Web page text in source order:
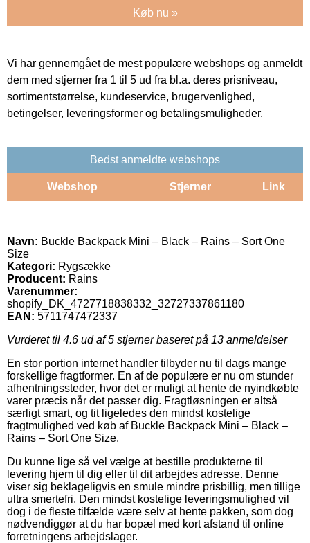
Køb nu »
Vi har gennemgået de mest populære webshops og anmeldt
dem med stjerner fra 1 til 5 ud fra bl.a. deres prisniveau,
sortimentstørrelse, kundeservice, brugervenlighed,
betingelser, leveringsformer og betalingsmuligheder.
Bedst anmeldte webshops
Webshop Stjerner Link
Navn: Buckle Backpack Mini – Black – Rains – Sort One
Size
Kategori: Rygsække
Producent: Rains
Varenummer:
shopify_DK_4727718838332_32727337861180
EAN: 5711747472337
Vurderet til 4.6 ud af 5 stjerner baseret på 13 anmeldelser
En stor portion internet handler tilbyder nu til dags mange
forskellige fragtformer. En af de populære er nu om stunder
afhentningssteder, hvor det er muligt at hente de nyindkøbte
varer præcis når det passer dig. Fragtløsningen er altså
særligt smart, og tit ligeledes den mindst kostelige
fragtmulighed ved køb af Buckle Backpack Mini – Black –
Rains – Sort One Size.
Du kunne lige så vel vælge at bestille produkterne til
levering hjem til dig eller til dit arbejdes adresse. Denne
viser sig beklageligvis en smule mindre prisbillig, men tillige
ultra smertefri. Den mindst kostelige leveringsmulighed vil
dog i de fleste tilfælde være selv at hente pakken, som dog
nødvendiggør at du har bopæl med kort afstand til online
forretningens arbejdslager.